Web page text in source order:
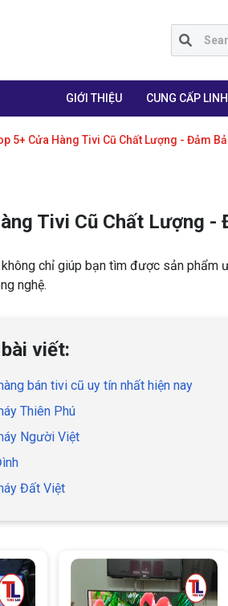
GIỚI THIỆU CUNG CẤP
5+ Cửa Hàng Tivi Cũ Chất Lượng - Đảm
Tivi Cũ Chất Lượng -
chỉ giúp bạn tìm được sản
nghệ.
viết:
bán tivi cũ uy tín nhất hiện nay
Thiên Phú
Người Việt
Đất Việt